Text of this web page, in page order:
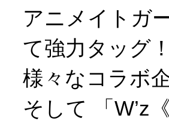
アニメイトガ
て強力タッグ！
様々なコラボ
そして 「W’z